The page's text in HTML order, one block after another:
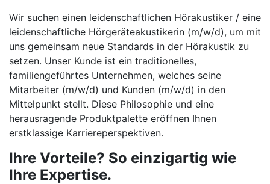
Wir suchen einen leidenschaftlichen Hörakustiker / eine
leidenschaftliche Hörgeräteakustikerin (m/w/d), um mit
uns gemeinsam neue Standards in der Hörakustik zu
setzen. Unser Kunde ist ein traditionelles,
familiengeführtes Unternehmen, welches seine
Mitarbeiter (m/w/d) und Kunden (m/w/d) in den
Mittelpunkt stellt. Diese Philosophie und eine
herausragende Produktpalette eröffnen Ihnen
erstklassige Karriereperspektiven.
Ihre Vorteile? So einzigartig wie
Ihre Expertise.